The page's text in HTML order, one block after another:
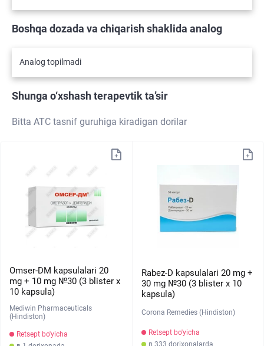
Boshqa dozada va chiqarish shaklida analog
Analog topilmadi
Shunga o‘xshash terapevtik ta’sir
Bitta ATC tasnif guruhiga kiradigan dorilar
Omser-DM kapsulalari 20
mg + 10 mg №30 (3 blister х
10 kapsula)
Mediwin Pharmaceuticals
(Hindiston)
Retsept bo'yicha
Rabez-D kapsulalari 20 mg +
30 mg №30 (3 blister х 10
kapsula)
Corona Remedies (Hindiston)
Retsept bo'yicha
в 333 dorixonalarda